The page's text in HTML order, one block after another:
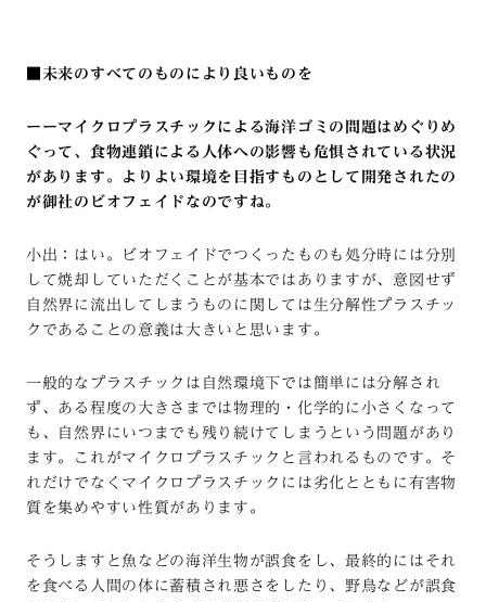
■未来のすべてのものにより良いものを
ーーマイクロプラスチックによる海洋ゴミの問題はめぐりめ
ぐって、食物連鎖による人体への影響も危惧されている状況
があります。よりよい環境を目指すものとして開発されたの
が御社のビオフェイドなのですね。
小出：はい。ビオフェイドでつくったものも処分時には分別
して焼却していただくことが基本ではありますが、意図せず
自然界に流出してしまうものに関しては生分解性プラスチッ
クであることの意義は大きいと思います。
一般的なプラスチックは自然環境下では簡単には分解され
ず、ある程度の大きさまでは物理的・化学的に小さくなって
も、自然界にいつまでも残り続けてしまうという問題があり
ます。これがマイクロプラスチックと言われるものです。そ
れだけでなくマイクロプラスチックには劣化とともに有害物
質を集めやすい性質があります。
そうしますと魚などの海洋生物が誤食をし、最終的にはそれ
を食べる人間の体に蓄積され悪さをしたり、野鳥などが誤食